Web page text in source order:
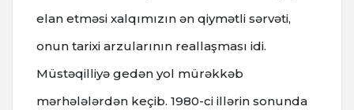
elan etməsi xalqımızın ən qiymətli sərvəti,
onun tarixi arzularının reallaşması idi.
Müstəqilliyə gedən yol mürəkkəb
mərhələlərdən keçib. 1980-ci illərin sonunda